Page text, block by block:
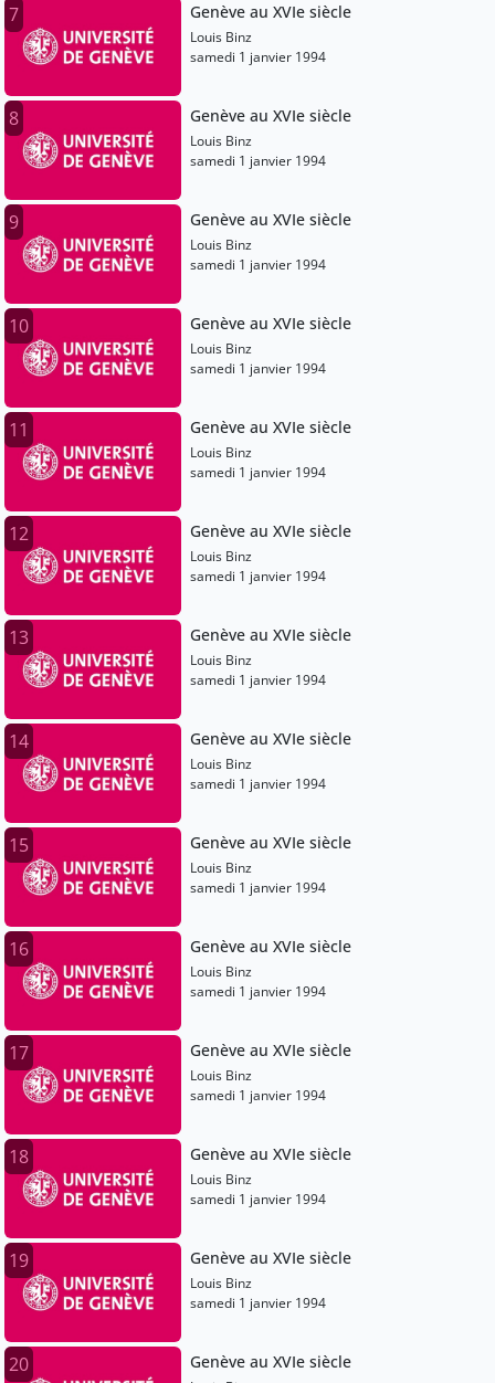
7 Genève au XVIe siècle
Louis Binz
samedi 1 janvier 1994
8 Genève au XVIe siècle
Louis Binz
samedi 1 janvier 1994
9 Genève au XVIe siècle
Louis Binz
samedi 1 janvier 1994
10 Genève au XVIe siècle
Louis Binz
samedi 1 janvier 1994
11 Genève au XVIe siècle
Louis Binz
samedi 1 janvier 1994
12 Genève au XVIe siècle
Louis Binz
samedi 1 janvier 1994
13 Genève au XVIe siècle
Louis Binz
samedi 1 janvier 1994
14 Genève au XVIe siècle
Louis Binz
samedi 1 janvier 1994
15 Genève au XVIe siècle
Louis Binz
samedi 1 janvier 1994
16 Genève au XVIe siècle
Louis Binz
samedi 1 janvier 1994
17 Genève au XVIe siècle
Louis Binz
samedi 1 janvier 1994
18 Genève au XVIe siècle
Louis Binz
samedi 1 janvier 1994
19 Genève au XVIe siècle
Louis Binz
samedi 1 janvier 1994
20 Genève au XVIe siècle